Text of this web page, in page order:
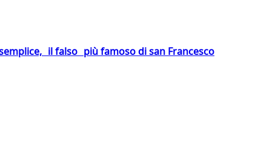
il falso più famoso di san Francesco